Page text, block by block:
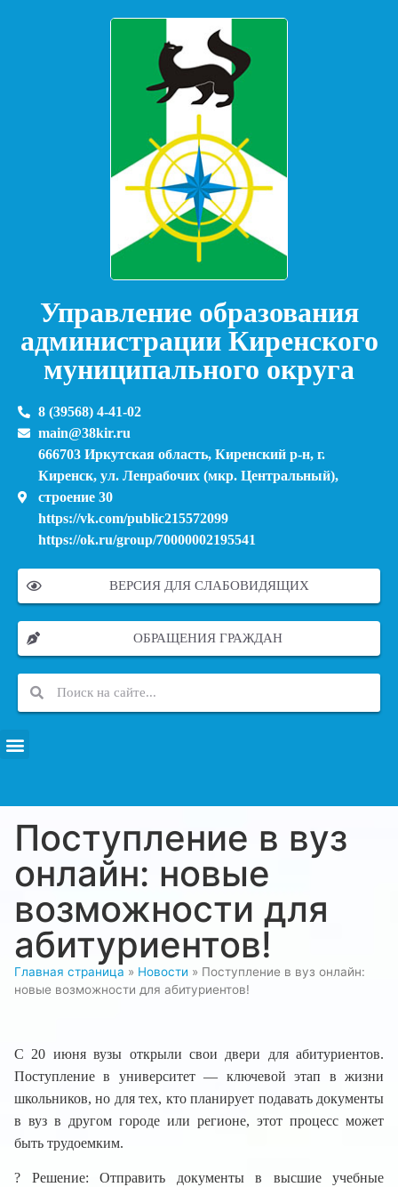
Управление образования
администрации Киренского
муниципального округа
8 (39568) 4-41-02
main@38kir.ru
666703 Иркутская область, Киренский р-н, г.
Киренск, ул. Ленрабочих (мкр. Центральный),
строение 30
https://vk.com/public215572099
https://ok.ru/group/70000002195541
ВЕРСИЯ ДЛЯ СЛАБОВИДЯЩИХ
ОБРАЩЕНИЯ ГРАЖДАН
Поступление в вуз
онлайн: новые
возможности для
абитуриентов!
Главная страница » Новости » Поступление в вуз онлайн:
новые возможности для абитуриентов!
С 20 июня вузы открыли свои двери для абитуриентов.
Поступление в университет — ключевой этап в жизни
школьников, но для тех, кто планирует подавать документы
в вуз в другом городе или регионе, этот процесс может
быть трудоемким.
? Решение: Отправить документы в высшие учебные